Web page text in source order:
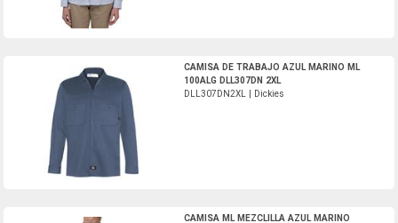
CAMISA DE TRABAJO AZUL MARINO ML
100ALG DLL307DN 2XL
DLL307DN2XL | Dickies
CAMISA ML MEZCLILLA AZUL MARINO